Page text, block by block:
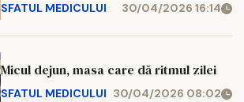
SFATUL MEDICULUI 30/04/2026 16:14
Micul dejun, masa care dă ritmul zilei
SFATUL MEDICULUI 30/04/2026 08:02